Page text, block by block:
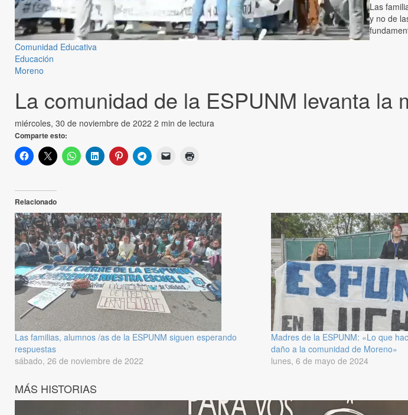
Comunidad Educativa
Educación
Moreno
La comunidad de la ESPUNM levanta la
miércoles, 30 de noviembre de 2022 2 min de lectura
Comparte esto:
Las
y no de
Relacionado
Las familias, alumnos /as de la ESPUNM siguen esperando
respuestas
sábado, 26 de noviembre de 2022
Madres de la ESPUNM: «Lo que
daño a la comunidad de Moreno»
lunes, 6 de mayo de 2024
MÁS HISTORIAS